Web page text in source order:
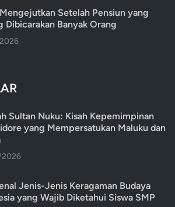
Setelah Pensiun yang
Dibicarakan Banyak Orang
Sultan Nuku: Kisah Kepemimpinan
yang Mempersatukan Maluku dan
Jenis-Jenis Keragaman Budaya
yang Wajib Diketahui Siswa SMP